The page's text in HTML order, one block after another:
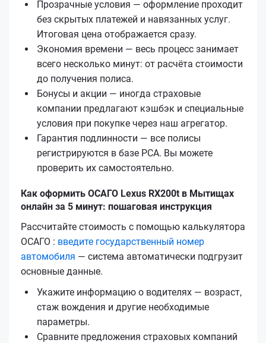
Прозрачные условия — оформление проходит
без скрытых платежей и навязанных услуг.
Итоговая цена отображается сразу.
Экономия времени — весь процесс занимает
всего несколько минут: от расчёта стоимости
до получения полиса.
Бонусы и акции — иногда страховые
компании предлагают кэшбэк и специальные
условия при покупке через наш агрегатор.
Гарантия подлинности — все полисы
регистрируются в базе РСА. Вы можете
проверить их самостоятельно.
Как оформить ОСАГО Lexus RX200t в Мытищах
онлайн за 5 минут: пошаговая инструкция
Рассчитайте стоимость с помощью калькулятора
ОСАГО : введите государственный номер
автомобиля — система автоматически подгрузит
основные данные.
Укажите информацию о водителях — возраст,
стаж вождения и другие необходимые
параметры.
Сравните предложения страховых компаний